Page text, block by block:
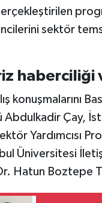
sektör
haberciliği
konuşmalarını
Abdulkadir Çay,
Yardımcısı
Üniversitesi
Hatun Boztepe